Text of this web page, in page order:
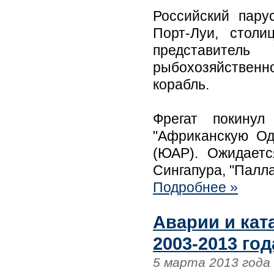
Российский
Порт-Луи,
корабль.
Фрегат
"Африканскую
(ЮАР).
Сингапура,
Подробнее »
Аварии и
2003-2013
5 марта 2013 года